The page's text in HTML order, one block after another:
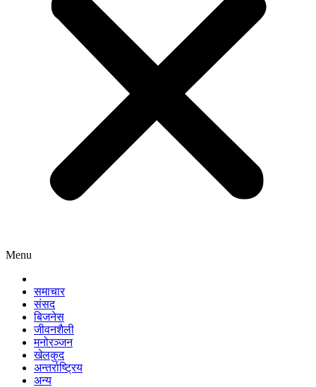
Menu
समाचार
संसद
बिजनेस
जीवनशैली
मनोरञ्जन
खेलकुद
अन्तर्राष्ट्रिय
अन्य